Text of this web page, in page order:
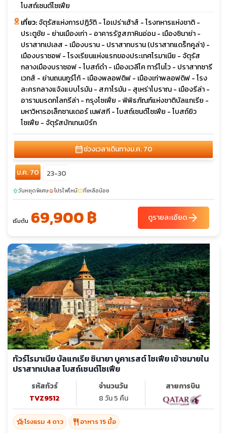
โบสถ์เซนต์โซเฟีย
เที่ยว:จัตุรัสแห่งการปฏิวัติ - โอเปร่าเฮ้าส์ - โรงทหารแห่งชาติ -
ประตูชัย - ย่านเมืองเก่า - อาคารรัฐสภาหินอ่อน - เมืองซินาย่า -
ปราสาทเปเลส - เมืองบราน - ปราสาทบราน (ปราสาทแดร็กคูล่า) -
เมืองบราซอฟ - โรงเรียนแห่งแรกของประเทศโรมาเนีย - จัตุรัส
กลางเมืองบราซอฟ - โบสถ์ดำ - เมืองเวลีโค ทาร์โนโว - ปราสาทซารี
เวทส์ - ย่านถนนกูร์โก้ - เมืองพลอฟดิฟ - เมืองเก่าพลอฟดิฟ - โรง
ละครกลางแจ้งแบบโรมัน - สภาโรมัน - สุเหร่าโบราณ - เมืองรีล่า -
อารามมรดกโลกรีล่า - กรุงโซเฟีย - พิพิธภัณฑ์แห่งชาติบัลแกเรีย -
มหาวิหารอเล็กซานเดอร์ เนฟสกี - โบสถ์เซนต์โซเฟีย - โบสถ์ยิว
โซเฟีย - จัตุรัสบัทเทนเบิร์ก
calendar_monthช่วงเวลาเดินทางม.ค. 70
ม.ค. 70 23-30
sunnyวันหยุดพิเศษlocal_fire_departmentโปรไฟไหม้confirmation_numberที่เหลือน้อย
เริ่มต้น 69,900 ฿ ดูรายละเอียดarrow_forward
ทัวร์โรมาเนีย บัลแกเรีย ซินายา บูคาเรสต์ โซเฟีย เข้าชมายใน
ปราสาทเปเลส โบสถ์เซนต์โซเฟีย
รหัสทัวร์
TVZ9512
จำนวนวัน
8 วัน 5 คืน
สายการบิน
hotel_classโรงแรม 4 ดาว restaurant อาหาร 15 มื้อ